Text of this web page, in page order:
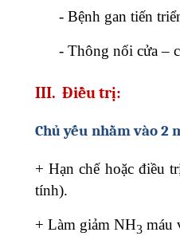
- Bệnh gan tiến
- Thông nối cửa –
III. Điều trị:
Chủ yếu nhằm vào 2
+ Hạn chế hoặc điều
tính).
+ Làm giảm NH3 máu